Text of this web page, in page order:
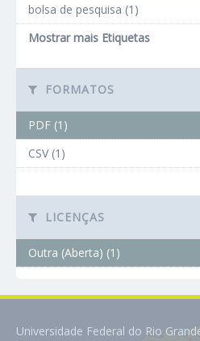
bolsa de pesquisa (1)
Mostrar mais Etiquetas
FORMATOS
PDF (1)
CSV (1)
LICENÇAS
Outra (Aberta) (1)
Universidade Federal do Rio